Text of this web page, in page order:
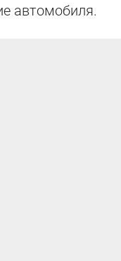
автомобиля.